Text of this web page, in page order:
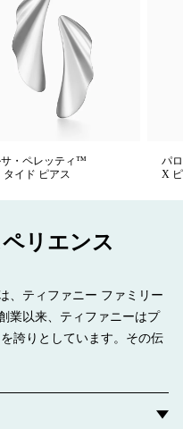
・ペレッティ™
タイド ピアス
パ
X
リエンス
、ティファニー ファミリー
業以来、ティファニーはプ
誇りとしています。その伝